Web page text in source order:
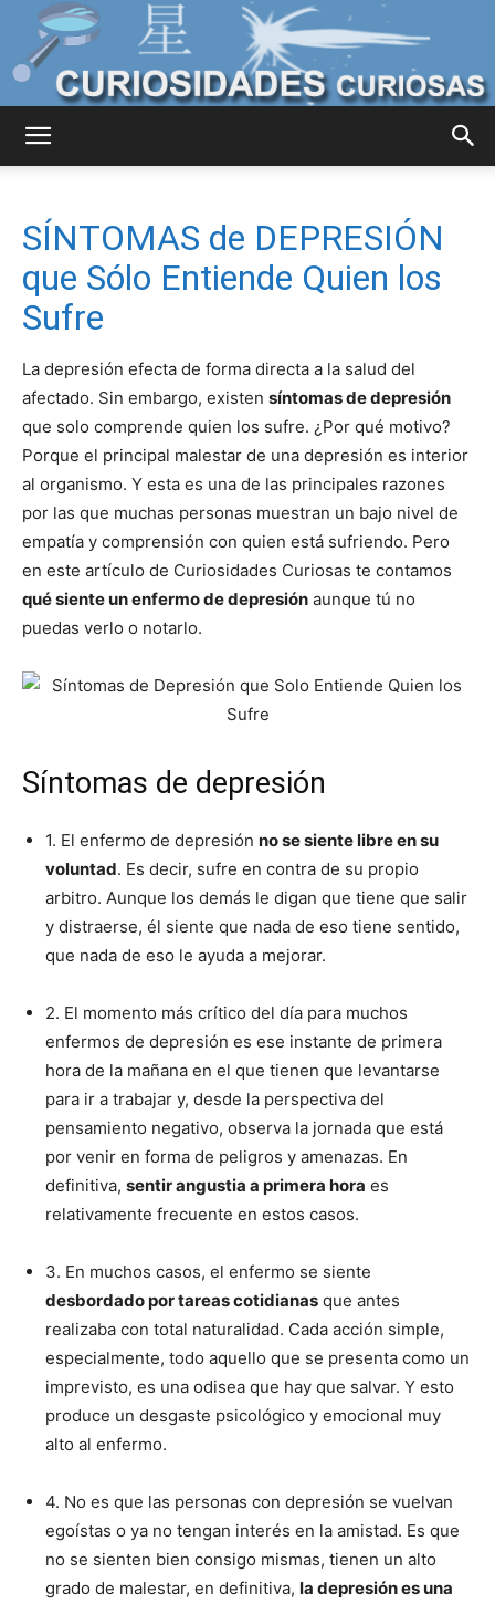
Curiosas
Mundo
SÍNTOMAS de DEPRESIÓN
que Sólo Entiende Quien los
Sufre
La depresión efecta de forma directa a la salud del
afectado. Sin embargo, existen síntomas de depresión
que solo comprende quien los sufre. ¿Por qué motivo?
Porque el principal malestar de una depresión es interior
al organismo. Y esta es una de las principales razones
por las que muchas personas muestran un bajo nivel de
empatía y comprensión con quien está sufriendo. Pero
en este artículo de Curiosidades Curiosas te contamos
qué siente un enfermo de depresión aunque tú no
puedas verlo o notarlo.
Síntomas de depresión
1. El enfermo de depresión no se siente libre en su
voluntad. Es decir, sufre en contra de su propio
arbitro. Aunque los demás le digan que tiene que salir
y distraerse, él siente que nada de eso tiene sentido,
que nada de eso le ayuda a mejorar.
2. El momento más crítico del día para muchos
enfermos de depresión es ese instante de primera
hora de la mañana en el que tienen que levantarse
para ir a trabajar y, desde la perspectiva del
pensamiento negativo, observa la jornada que está
por venir en forma de peligros y amenazas. En
definitiva, sentir angustia a primera hora es
relativamente frecuente en estos casos.
3. En muchos casos, el enfermo se siente
desbordado por tareas cotidianas que antes
realizaba con total naturalidad. Cada acción simple,
especialmente, todo aquello que se presenta como un
imprevisto, es una odisea que hay que salvar. Y esto
produce un desgaste psicológico y emocional muy
alto al enfermo.
4. No es que las personas con depresión se vuelvan
egoístas o ya no tengan interés en la amistad. Es que
no se sienten bien consigo mismas, tienen un alto
grado de malestar, en definitiva, la depresión es una